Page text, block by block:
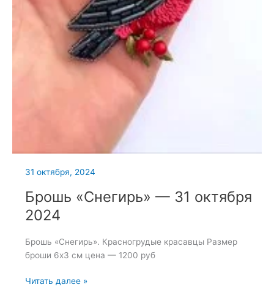
31 октября, 2024
Брошь «Снегирь» — 31 октября
2024
Брошь «Снегирь». Красногрудые красавцы Размер
броши 6х3 см цена — 1200 руб
Брошь
Читать далее »